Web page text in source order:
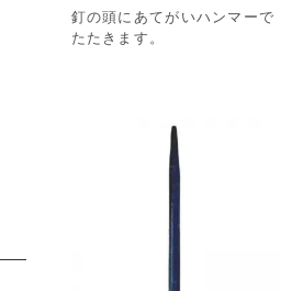
釘の頭にあてがいハンマーで
たたきます。